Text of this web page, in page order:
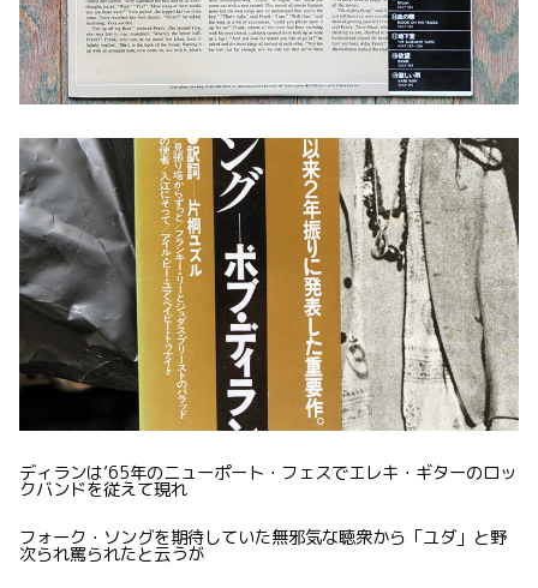
ディランは’65年のニューポート・フェスでエレキ・ギターのロッ
クバンドを従えて現れ
フォーク・ソングを期待していた無邪気な聴衆から「ユダ」と野
次られ罵られたと云うが